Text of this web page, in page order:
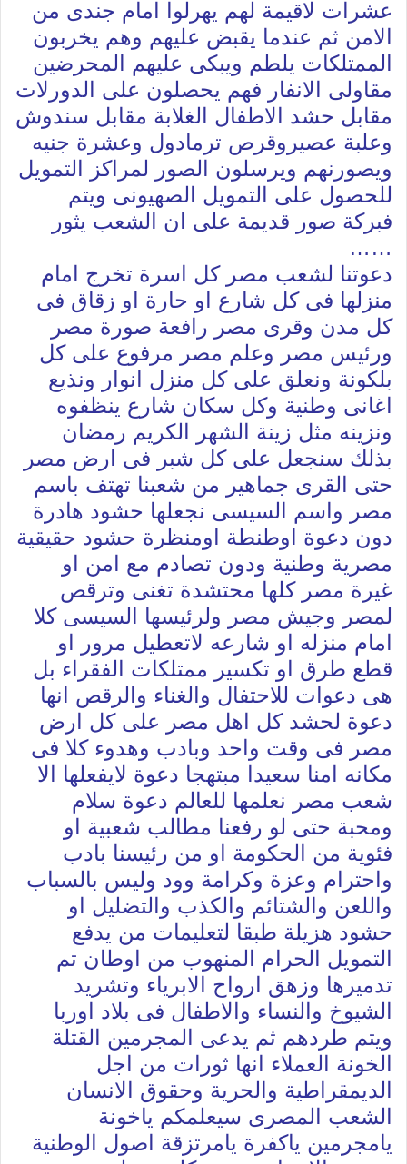
عشرات لاقيمة لهم يهرلوا امام جندى من
الامن ثم عندما يقبض عليهم وهم يخربون
الممتلكات يلطم ويبكى عليهم المحرضين
مقاولى الانفار فهم يحصلون على الدورلات
مقابل حشد الاطفال الغلابة مقابل سندوش
وعلبة عصيروقرص ترمادول وعشرة جنيه
ويصورنهم ويرسلون الصور لمراكز التمويل
للحصول على التمويل الصهيونى ويتم
فبركة صور قديمة على ان الشعب يثور
……
دعوتنا لشعب مصر كل اسرة تخرج امام
منزلها فى كل شارع او حارة او زقاق فى
كل مدن وقرى مصر رافعة صورة مصر
ورئيس مصر وعلم مصر مرفوع على كل
بلكونة ونعلق على كل منزل انوار ونذيع
اغانى وطنية وكل سكان شارع ينظفوه
ونزينه مثل زينة الشهر الكريم رمضان
بذلك سنجعل على كل شبر فى ارض مصر
حتى القرى جماهير من شعبنا تهتف باسم
مصر واسم السيسى نجعلها حشود هادرة
دون دعوة اوطنطة اومنظرة حشود حقيقية
مصرية وطنية ودون تصادم مع امن او
غيرة مصر كلها محتشدة تغنى وترقص
لمصر وجيش مصر ولرئيسها السيسى كلا
امام منزله او شارعه لاتعطيل مرور او
قطع طرق او تكسير ممتلكات الفقراء بل
هى دعوات للاحتفال والغناء والرقص انها
دعوة لحشد كل اهل مصر على كل ارض
مصر فى وقت واحد وبادب وهدوء كلا فى
مكانه امنا سعيدا مبتهجا دعوة لايفعلها الا
شعب مصر نعلمها للعالم دعوة سلام
ومحبة حتى لو رفعنا مطالب شعبية او
فئوية من الحكومة او من رئيسنا بادب
واحترام وعزة وكرامة وود وليس بالسباب
واللعن والشتائم والكذب والتضليل او
حشود هزيلة طبقا لتعليمات من يدفع
التمويل الحرام المنهوب من اوطان تم
تدميرها وزهق ارواح الابرياء وتشريد
الشيوخ والنساء والاطفال فى بلاد اوربا
ويتم طردهم ثم يدعى المجرمين القتلة
الخونة العملاء انها ثورات من اجل
الديمقراطية والحرية وحقوق الانسان
الشعب المصرى سيعلمكم ياخونة
يامجرمين ياكفرة يامرتزقة اصول الوطنية